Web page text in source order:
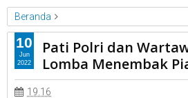
Beranda
Unlabelled
Pati Polri dan Wartawan Ramaikan
Kapolri
Pati Polri dan
Lomba Menembak
19.16
10
Jun
2022